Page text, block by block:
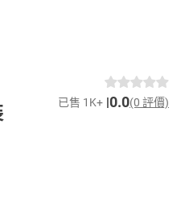
已售 1K+ 0.0(0 評價)